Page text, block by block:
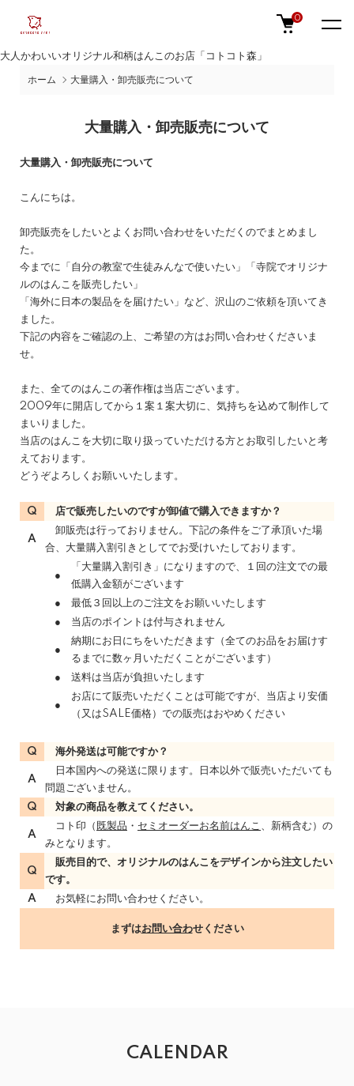
大人かわいいオリジナル和柄はんこのお店「コトコト森」
0
ホーム 大量購入・卸売販売について
大量購入・卸売販売について
大量購入・卸売販売について
こんにちは。
卸売販売をしたいとよくお問い合わせをいただくのでまとめまし
た。
今までに「自分の教室で生徒みんなで使いたい」「寺院でオリジナ
ルのはんこを販売したい」
「海外に日本の製品をを届けたい」など、沢山のご依頼を頂いてき
ました。
下記の内容をご確認の上、ご希望の方はお問い合わせくださいま
せ。
また、全てのはんこの著作権は当店ございます。
2009年に開店してから１案１案大切に、気持ちを込めて制作して
まいりました。
当店のはんこを大切に取り扱っていただける方とお取引したいと考
えております。
どうぞよろしくお願いいたします。
Q 店で販売したいのですが卸値で購入できますか？
A
卸販売は行っておりません。下記の条件をご了承頂いた場
合、大量購入割引きとしてでお受けいたしております。
●
「大量購入割引き」になりますので、１回の注文での最
低購入金額がございます
●
最低３回以上のご注文をお願いいたします
●
当店のポイントは付与されません
●
納期にお日にちをいただきます（全てのお品をお届けす
るまでに数ヶ月いただくことがございます）
●
送料は当店が負担いたします
●
お店にて販売いただくことは可能ですが、当店より安価
（又はSALE価格）での販売はおやめください
Q 海外発送は可能ですか？
A
日本国内への発送に限ります。日本以外で販売いただいても
問題ございません。
Q
対象の商品を教えてください。
A
コト印（ 既製品 ・ セミオーダーお名前はんこ 、新柄含む）の
みとなります。
Q
販売目的で、オリジナルのはんこをデザインから注文したい
です。
A
お気軽にお問い合わせください。
まずはお問い合わせください
CALENDAR